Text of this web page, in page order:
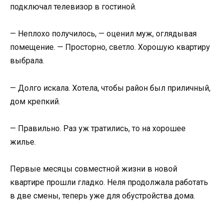
подключал телевизор в гостиной.
— Неплохо получилось, — оценил муж, оглядывая
помещение. — Просторно, светло. Хорошую квартиру
выбрала.
— Долго искала. Хотела, чтобы район был приличный,
дом крепкий.
— Правильно. Раз уж тратились, то на хорошее
жилье.
Первые месяцы совместной жизни в новой
квартире прошли гладко. Неля продолжала работать
в две смены, теперь уже для обустройства дома.